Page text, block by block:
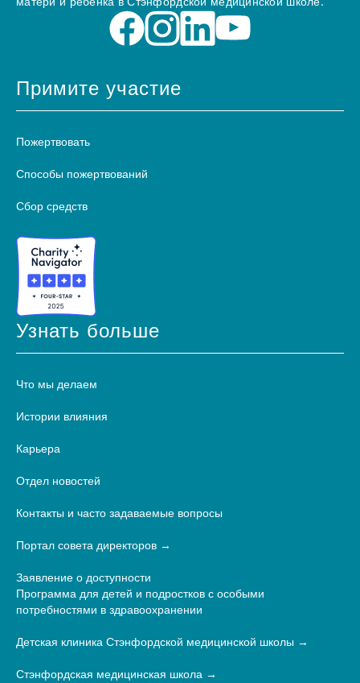
матери и ребенка в Стэнфордской медицинской школе.
Примите участие
Пожертвовать
Способы пожертвований
Сбор средств
Узнать больше
Что мы делаем
Истории влияния
Карьера
Отдел новостей
Контакты и часто задаваемые вопросы
Портал совета директоров
Заявление о доступности
Программа для детей и подростков с особыми
потребностями в здравоохранении
Детская клиника Стэнфордской медицинской школы
Стэнфордская медицинская школа